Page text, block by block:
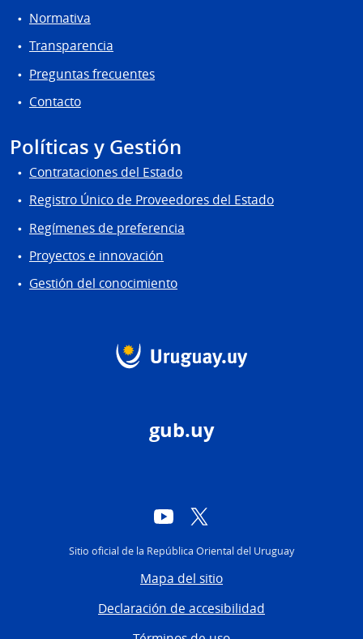
Normativa
Transparencia
Preguntas frecuentes
Contacto
Políticas y Gestión
Contrataciones del Estado
Registro Único de Proveedores del Estado
Regímenes de preferencia
Proyectos e innovación
Gestión del conocimiento
gub.uy
YouTube
Sitio oficial de la República Oriental del Uruguay
Mapa del sitio
Declaración de accesibilidad